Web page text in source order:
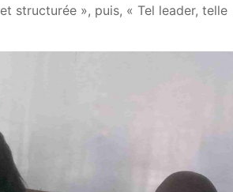
structurée », puis, « Tel leader, telle